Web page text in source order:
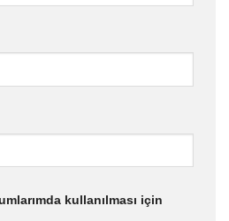
kullanılması için